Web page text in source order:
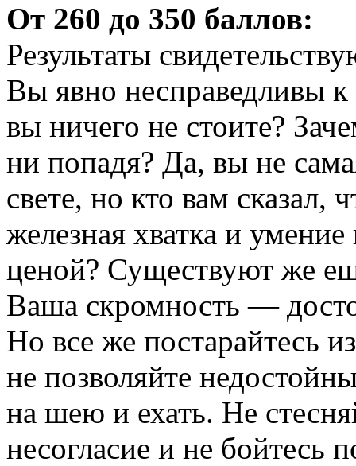
От 260 до 350 баллов:
Результаты
Вы явно несправедливы
вы ничего не стоите?
ни попадя? Да, вы не
свете, но кто вам сказал,
железная хватка и
ценой? Существуют же
Ваша скромность —
Но все же постарайтесь
не позволяйте
на шею и ехать. Не
несогласие и не бойтесь